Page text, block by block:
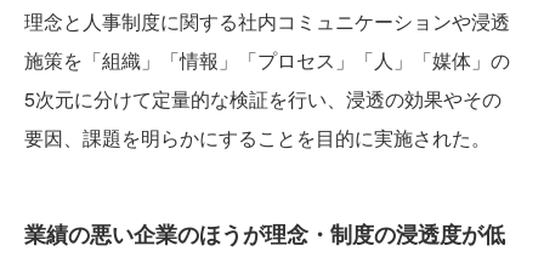
理念と人事制度に関する社内コミュニケーションや浸透
施策を「組織」「情報」「プロセス」「人」「媒体」の
5次元に分けて定量的な検証を行い、浸透の効果やその
要因、課題を明らかにすることを目的に実施された。
業績の悪い企業のほうが理念・制度の浸透度が低